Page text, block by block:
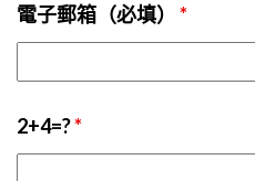
電子郵箱（必填） *
2+4=?*